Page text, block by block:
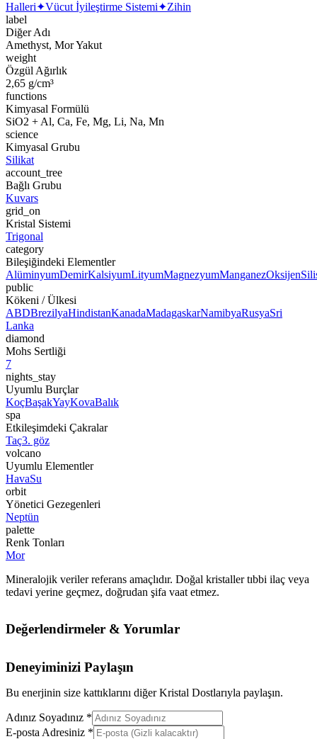
Halleri✦Vücut İyileştirme Sistemi✦Zihin
label
Diğer Adı
Amethyst, Mor Yakut
weight
Özgül Ağırlık
2,65 g/cm³
functions
Kimyasal Formülü
SiO2 + Al, Ca, Fe, Mg, Li, Na, Mn
science
Kimyasal Grubu
Silikat
account_tree
Bağlı Grubu
Kuvars
grid_on
Kristal Sistemi
Trigonal
category
Bileşiğindeki Elementler
AlüminyumDemirKalsiyumLityumMagnezyumManganezOksijen
public
Kökeni / Ülkesi
ABDBrezilyaHindistanKanadaMadagaskarNamibyaRusyaSri
Lanka
diamond
Mohs Sertliği
7
nights_stay
Uyumlu Burçlar
KoçBaşakYayKovaBalık
spa
Etkileşimdeki Çakralar
Taç3. göz
volcano
Uyumlu Elementler
HavaSu
orbit
Yönetici Gezegenleri
Neptün
palette
Renk Tonları
Mor
Mineralojik veriler referans amaçlıdır. Doğal kristaller tıbbi ilaç veya
tedavi yerine geçmez, doğrudan şifa vaat etmez.
Değerlendirmeler & Yorumlar
Deneyiminizi Paylaşın
Bu enerjinin size kattıklarını diğer Kristal Dostlarıyla paylaşın.
Adınız Soyadınız *
E-posta Adresiniz *